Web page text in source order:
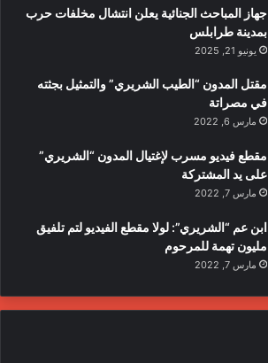
جهاز المباحث الجنائية يعلن انتشال مخلفات حرب
بمدينة طرابلس
يونيو 21, 2025
مقتل المدون “الطيب الشريري” والتمثيل بجثته
في مصراتة
مارس 6, 2022
مقطع فيديو مسرب لإغتيال المدون “الشريري”
على يد المشتركة
مارس 7, 2022
ابن عم “الشريري”: لولا مقطع الفيديو لتم تلفيق
مليون تهمة للمرحوم
مارس 7, 2022